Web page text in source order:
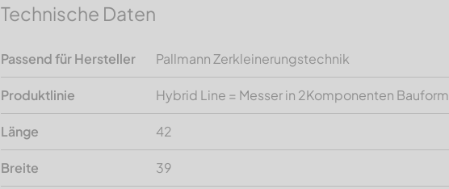
Technische Daten
Passend für Hersteller Pallmann Zerkleinerungstechnik
Produktlinie Hybrid Line = Messer in 2Komponenten Bauform
Länge 42
Breite 39